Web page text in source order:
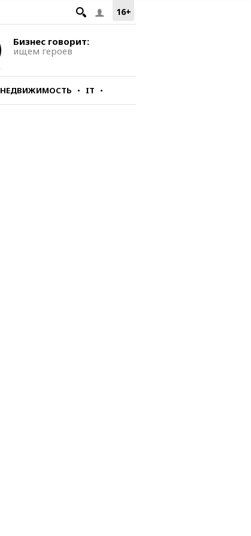
16+
Бизнес говорит:
ищем героев
НЕДВИЖИМОСТЬ IT